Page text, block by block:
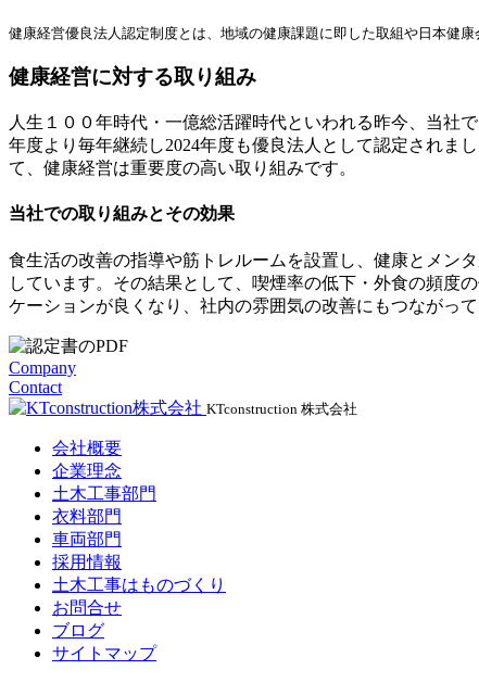
健康経営優良法人認定制度とは、地域の健康課題に即した取組や日本健
健康経営に対する取り組み
人生１００年時代・一億総活躍時代といわれる昨今、当社
年度より毎年継続し2024年度も優良法人として認定されま
て、健康経営は重要度の高い取り組みです。
当社での取り組みとその効果
食生活の改善の指導や筋トレルームを設置し、健康とメン
しています。その結果として、喫煙率の低下・外食の頻度
ケーションが良くなり、社内の雰囲気の改善にもつながっ
Company
Contact
KTconstruction 株式会社
会社概要
企業理念
土木工事部門
衣料部門
車両部門
採用情報
土木工事はものづくり
お問合せ
ブログ
サイトマップ